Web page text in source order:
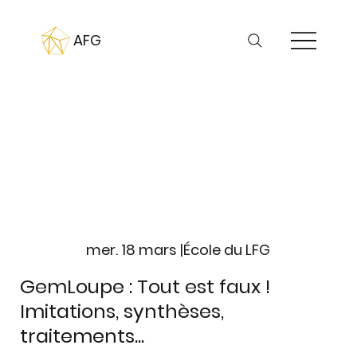
AFG
mer. 18 mars |École du LFG
GemLoupe : Tout est faux !
Imitations, synthèses,
traitements...